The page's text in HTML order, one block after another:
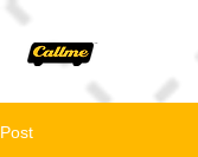
Post